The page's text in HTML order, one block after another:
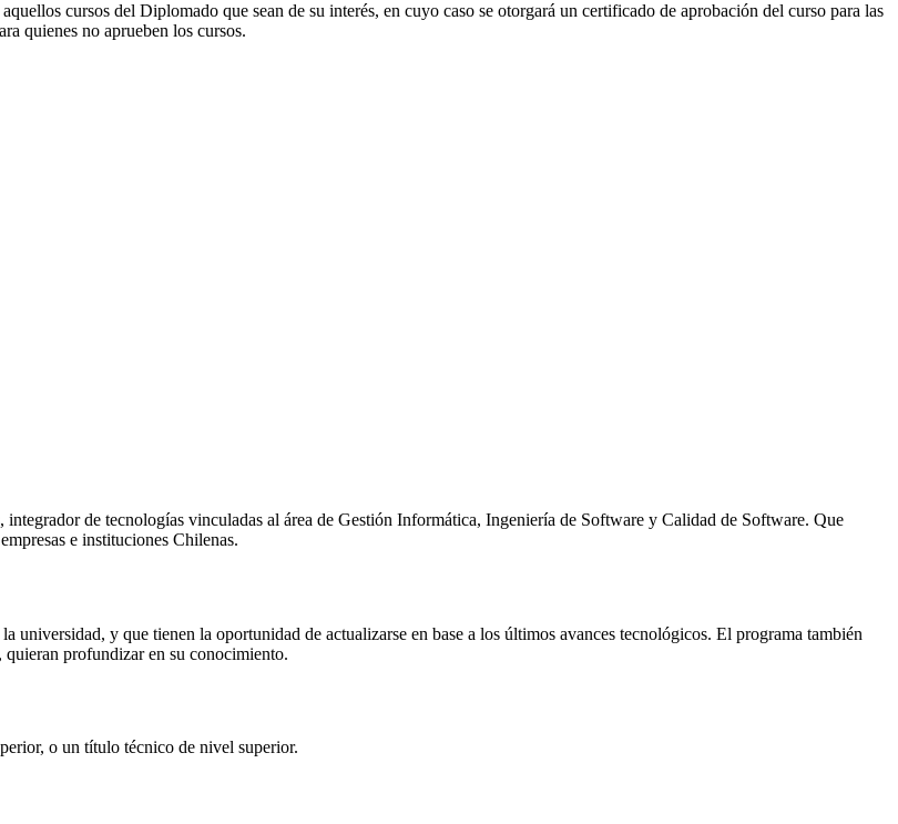
cursos del Diplomado que sean de su interés, en cuyo caso se otorgará un certificado de aprobación del curso para las
quienes no aprueben los cursos.
de tecnologías vinculadas al área de Gestión Informática, Ingeniería de Software y Calidad de Software. Que
e instituciones Chilenas.
universidad, y que tienen la oportunidad de actualizarse en base a los últimos avances tecnológicos. El programa también
quieran profundizar en su conocimiento.
o un título técnico de nivel superior.